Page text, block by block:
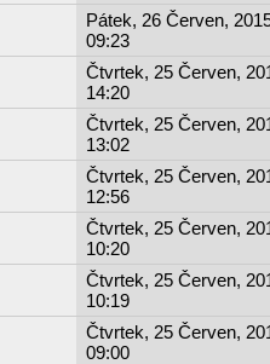
Pátek, 26 Červen,
09:23
Čtvrtek, 25 Červen,
14:20
Čtvrtek, 25 Červen,
13:02
Čtvrtek, 25 Červen,
12:56
Čtvrtek, 25 Červen,
10:20
Čtvrtek, 25 Červen,
10:19
Čtvrtek, 25 Červen,
09:00